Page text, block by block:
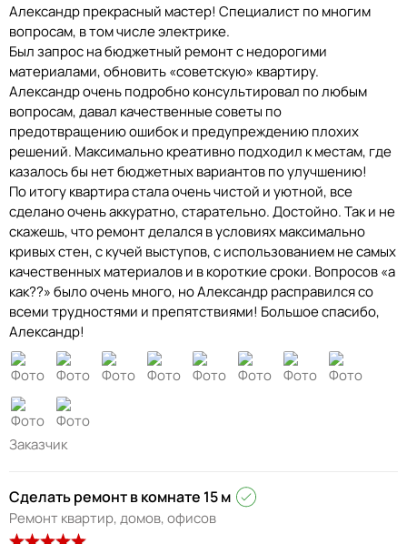
Александр прекрасный мастер! Специалист по многим
вопросам, в том числе электрике.
Был запрос на бюджетный ремонт с недорогими
материалами, обновить «советскую» квартиру.
Александр очень подробно консультировал по любым
вопросам, давал качественные советы по
предотвращению ошибок и предупреждению плохих
решений. Максимально креативно подходил к местам, где
казалось бы нет бюджетных вариантов по улучшению!
По итогу квартира стала очень чистой и уютной, все
сделано очень аккуратно, старательно. Достойно. Так и не
скажешь, что ремонт делался в условиях максимально
кривых стен, с кучей выступов, с использованием не самых
качественных материалов и в короткие сроки. Вопросов «а
как??» было очень много, но Александр расправился со
всеми трудностями и препятствиями! Большое спасибо,
Александр!
Заказчик
Сделать ремонт в комнате 15 м
Ремонт квартир, домов, офисов